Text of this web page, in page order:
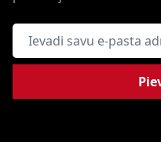
E-pasta adrese